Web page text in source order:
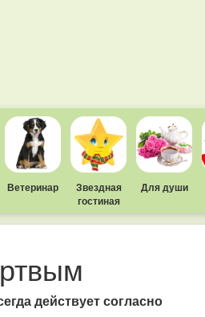
Ветеринар
Звездная
гостиная
Для души
действует согласно